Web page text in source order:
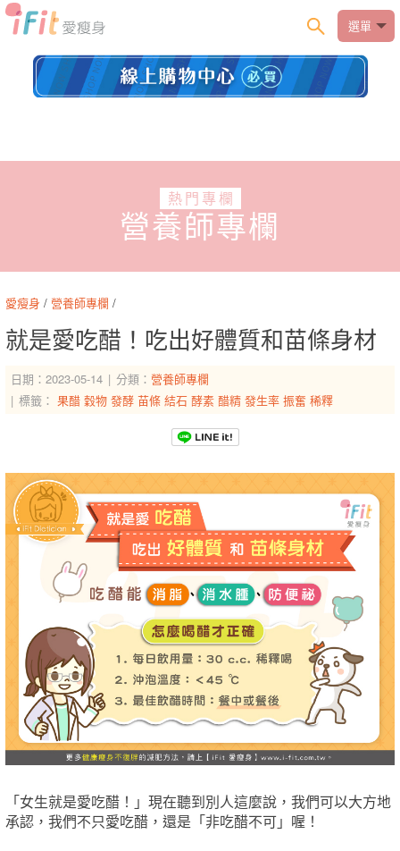
選單
熱門專欄
營養師專欄
愛瘦身 / 營養師專欄 /
就是愛吃醋！吃出好體質和苗條身材
日期：2023-05-14 分類： 營養師專欄
標籤： 果醋 穀物 發酵 苗條 結石 酵素 醋精 發生率 振奮 稀釋
「女生就是愛吃醋！」現在聽到​別人這麼說，我們可以大方地
承認，我們不只愛吃醋，還是「非吃醋不可」喔！​